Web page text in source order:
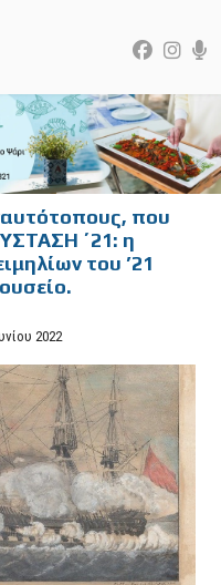
που
΄21: η
του ’21
2022